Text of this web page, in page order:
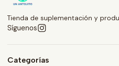
Tienda de suplementación y
Síguenos
Categorías